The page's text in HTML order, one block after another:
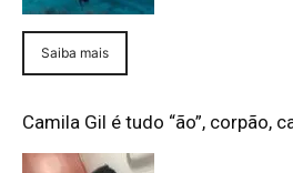
Saiba mais
Camila Gil é tudo “ão”, corpão,